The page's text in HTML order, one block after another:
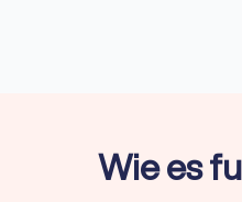
50-100 €/Stunde
Wie es